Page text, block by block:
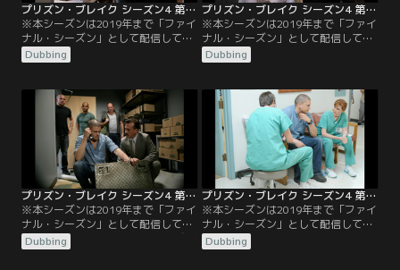
プリズン・ブレイク シーズン4 第07話／吹替
※本シーズンは2019年まで「ファイ
ナル・シーズン」として配信してい
ました／吹替／第07話 ハードウェイ
／リンカーンはメンバーをラスベガ
えない提案を受ける。サラはマイケ
ルの病状を知る。ローランドは運を
使い果たしてしまい、グレッチェン
はティーバッグと組んで、マイケル
が断れないような提案をする。
Dubbing
プリズン・ブレイク シーズン4 第08話／吹替
※本シーズンは2019年まで「ファイ
ナル・シーズン」として配信してい
ました／吹替／第08話 代償／リンカ
ーンとスクレはパッドマンを標的に
ーを手に入れる。グレッチェンはサ
ラに決着をつける機会を与える。マ
イケルとローランドはそれぞれ別の
悪魔と取引をし、チームのメンバー
が銃弾を浴びることになる。
Dubbing
プリズン・ブレイク シーズン4 第09話／吹替
※本シーズンは2019年まで「ファイ
ナル・シーズン」として配信してい
ました／吹替／第09話 大いなる成就
／ワイアットは自作の薬を飲むこと
Dubbing
プリズン・ブレイク シーズン4 第10話／吹替
※本シーズンは2019年まで「ファイ
ナル・シーズン」として配信してい
ました／吹替／第10話 レジェンド／
マイケルの病状が悪化したため、サ
Dubbing